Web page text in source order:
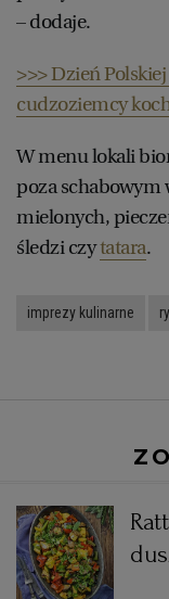
– dodaje.
>>> Dzień
cudzoziemcy
W menu lokali
poza schabowym
mielonych,
śledzi czytatara.
imprezy kulinarne